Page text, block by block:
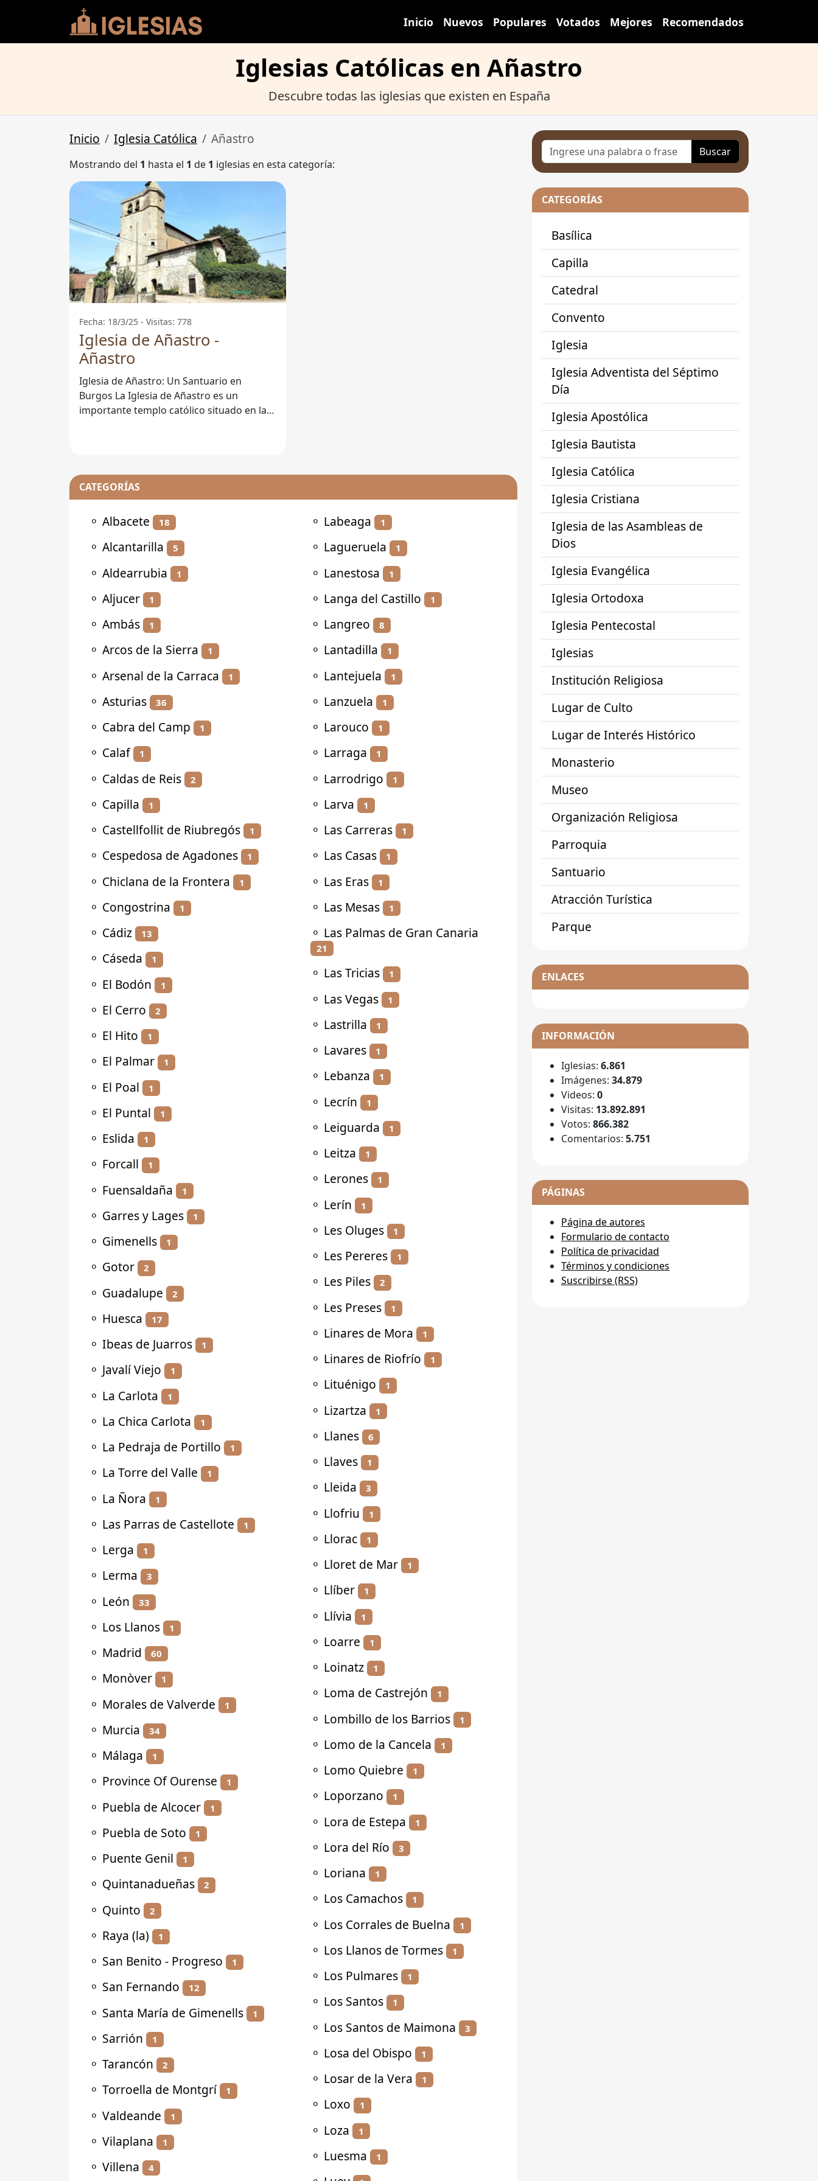
Inicio Nuevos Populares Votados Mejores Recomendados
Iglesias Católicas en Añastro
Descubre todas las iglesias que existen en España
Inicio Iglesia Católica Añastro
Mostrando del 1 hasta el 1 de 1 iglesias en esta categoría:
Fecha: 18/3/25 - Visitas: 778
Iglesia de Añastro -
Añastro
Iglesia de Añastro: Un Santuario en
Burgos La Iglesia de Añastro es un
importante templo católico situado en la
CATEGORÍAS
⚬ Albacete 18
⚬ Alcantarilla 5
⚬ Aldearrubia 1
⚬ Aljucer 1
⚬ Ambás 1
⚬ Arcos de la Sierra 1
⚬ Arsenal de la Carraca 1
⚬ Asturias 36
⚬ Cabra del Camp 1
⚬ Calaf 1
⚬ Caldas de Reis 2
⚬ Capilla 1
⚬ Castellfollit de Riubregós 1
⚬ Cespedosa de Agadones 1
⚬ Chiclana de la Frontera 1
⚬ Congostrina 1
⚬ Cádiz 13
⚬ Cáseda 1
⚬ El Bodón 1
⚬ El Cerro 2
⚬ El Hito 1
⚬ El Palmar 1
⚬ El Poal 1
⚬ El Puntal 1
⚬ Eslida 1
⚬ Forcall 1
⚬ Fuensaldaña 1
⚬ Garres y Lages 1
⚬ Gimenells 1
⚬ Gotor 2
⚬ Guadalupe 2
⚬ Huesca 17
⚬ Ibeas de Juarros 1
⚬ Javalí Viejo 1
⚬ La Carlota 1
⚬ La Chica Carlota 1
⚬ La Pedraja de Portillo 1
⚬ La Torre del Valle 1
⚬ La Ñora 1
⚬ Las Parras de Castellote 1
⚬ Lerga 1
⚬ Lerma 3
⚬ León 33
⚬ Los Llanos 1
⚬ Madrid 60
⚬ Monòver 1
⚬ Morales de Valverde 1
⚬ Murcia 34
⚬ Málaga 1
⚬ Province Of Ourense 1
⚬ Puebla de Alcocer 1
⚬ Puebla de Soto 1
⚬ Puente Genil 1
⚬ Quintanadueñas 2
⚬ Quinto 2
⚬ Raya (la) 1
⚬ San Benito - Progreso 1
⚬ San Fernando 12
⚬ Santa María de Gimenells 1
⚬ Sarrión 1
⚬ Tarancón 2
⚬ Torroella de Montgrí 1
⚬ Valdeande 1
⚬ Vilaplana 1
⚬ Villena 4
⚬ Labeaga 1
⚬ Lagueruela 1
⚬ Lanestosa 1
⚬ Langa del Castillo 1
⚬ Langreo 8
⚬ Lantadilla 1
⚬ Lantejuela 1
⚬ Lanzuela 1
⚬ Larouco 1
⚬ Larraga 1
⚬ Larrodrigo 1
⚬ Larva 1
⚬ Las Carreras 1
⚬ Las Casas 1
⚬ Las Eras 1
⚬ Las Mesas 1
⚬ Las Palmas de Gran Canaria
21
⚬ Las Tricias 1
⚬ Las Vegas 1
⚬ Lastrilla 1
⚬ Lavares 1
⚬ Lebanza 1
⚬ Lecrín 1
⚬ Leiguarda 1
⚬ Leitza 1
⚬ Lerones 1
⚬ Lerín 1
⚬ Les Oluges 1
⚬ Les Pereres 1
⚬ Les Piles 2
⚬ Les Preses 1
⚬ Linares de Mora 1
⚬ Linares de Riofrío 1
⚬ Lituénigo 1
⚬ Lizartza 1
⚬ Llanes 6
⚬ Llaves 1
⚬ Lleida 3
⚬ Llofriu 1
⚬ Llorac 1
⚬ Lloret de Mar 1
⚬ Llíber 1
⚬ Llívia 1
⚬ Loarre 1
⚬ Loinatz 1
⚬ Loma de Castrejón 1
⚬ Lombillo de los Barrios 1
⚬ Lomo de la Cancela 1
⚬ Lomo Quiebre 1
⚬ Loporzano 1
⚬ Lora de Estepa 1
⚬ Lora del Río 3
⚬ Loriana 1
⚬ Los Camachos 1
⚬ Los Corrales de Buelna 1
⚬ Los Llanos de Tormes 1
⚬ Los Pulmares 1
⚬ Los Santos 1
⚬ Los Santos de Maimona 3
⚬ Losa del Obispo 1
⚬ Losar de la Vera 1
⚬ Loxo 1
⚬ Loza 1
⚬ Luesma 1
Buscar
CATEGORÍAS
Basílica
Capilla
Catedral
Convento
Iglesia
Iglesia Adventista del Séptimo
Día
Iglesia Apostólica
Iglesia Bautista
Iglesia Católica
Iglesia Cristiana
Iglesia de las Asambleas de
Dios
Iglesia Evangélica
Iglesia Ortodoxa
Iglesia Pentecostal
Iglesias
Institución Religiosa
Lugar de Culto
Lugar de Interés Histórico
Monasterio
Museo
Organización Religiosa
Parroquia
Santuario
Atracción Turística
Parque
ENLACES
INFORMACIÓN
Iglesias: 6.861
Imágenes: 34.879
Videos: 0
Visitas: 13.892.891
Votos: 866.382
Comentarios: 5.751
PÁGINAS
Página de autores
Formulario de contacto
Política de privacidad
Términos y condiciones
Suscribirse (RSS)